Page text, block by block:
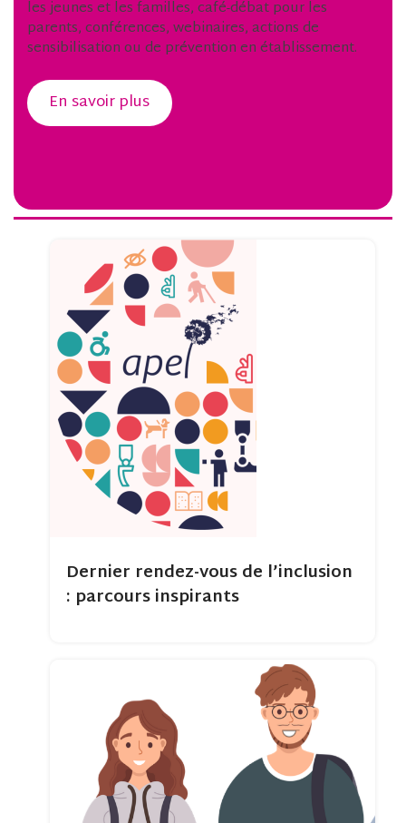
les jeunes et les familles, café-débat pour les
parents, conférences, webinaires, actions de
sensibilisation ou de prévention en établissement.
En savoir plus
Dernier rendez-vous de l’inclusion
: parcours inspirants